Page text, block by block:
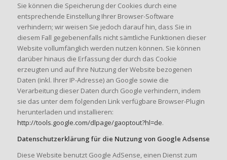
Sie können die Speicherung der Cookies durch eine
entsprechende Einstellung Ihrer Browser-Software
verhindern; wir weisen Sie jedoch darauf hin, dass Sie in
diesem Fall gegebenenfalls nicht sämtliche Funktionen dieser
Website vollumfänglich werden nutzen können. Sie können
darüber hinaus die Erfassung der durch das Cookie
erzeugten und auf Ihre Nutzung der Website bezogenen
Daten (inkl. Ihrer IP-Adresse) an Google sowie die
Verarbeitung dieser Daten durch Google verhindern, indem
sie das unter dem folgenden Link verfügbare Browser-Plugin
herunterladen und installieren:
http://tools.google.com/dlpage/gaoptout?hl=de.
Datenschutzerklärung für die Nutzung von Google Adsense
Diese Website benutzt Google AdSense, einen Dienst zum